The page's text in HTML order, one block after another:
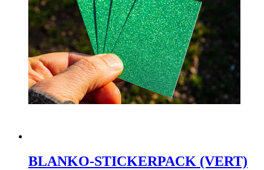
BLANKO-STICKERPACK (VERT)